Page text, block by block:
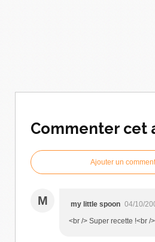
Commenter cet
Ajouter un
M my little spoon 04/10/
<br /> Super recette !<br /